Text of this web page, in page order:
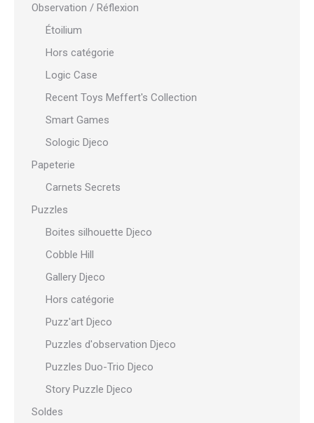
Observation / Réflexion
Étoilium
Hors catégorie
Logic Case
Recent Toys Meffert's Collection
Smart Games
Sologic Djeco
Papeterie
Carnets Secrets
Puzzles
Boites silhouette Djeco
Cobble Hill
Gallery Djeco
Hors catégorie
Puzz'art Djeco
Puzzles d'observation Djeco
Puzzles Duo-Trio Djeco
Story Puzzle Djeco
Soldes